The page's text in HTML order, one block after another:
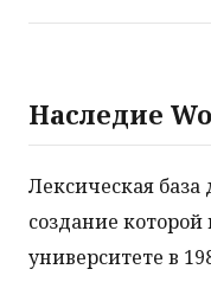
Наследие
Лексическая
создание
университете в